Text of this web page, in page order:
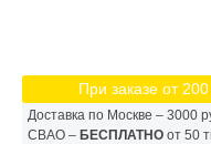
При заказе от
Доставка по Москве – 3000
СВАО – БЕСПЛАТНО от 50